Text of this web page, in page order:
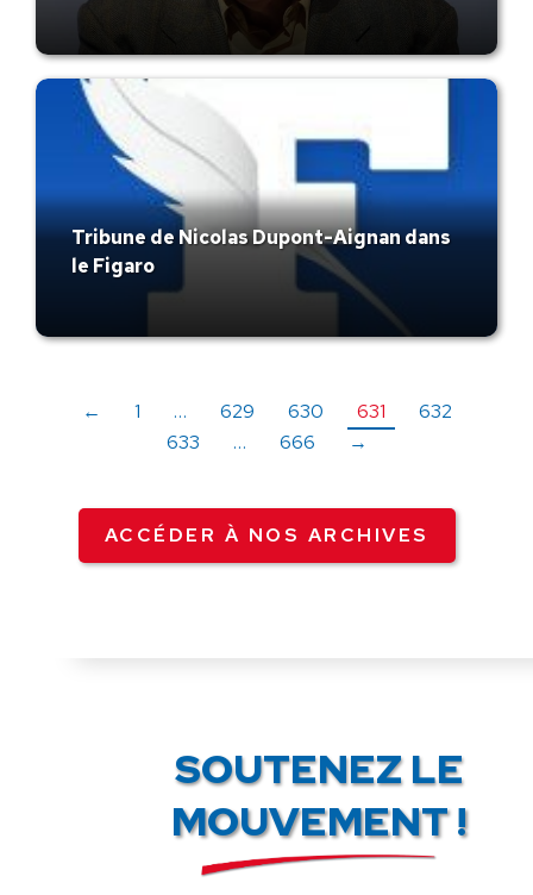
Tribune de Nicolas Dupont-Aignan dans
le Figaro
← 1 … 629 630 631
632
633
… 666 →
ACCÉDER À NOS ARCHIVES
SOUTENEZ LE
MOUVEMENT !